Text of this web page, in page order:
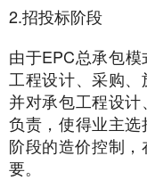
2.招投标阶段
由于EPC总承包
工程设计、采购、
并对承包工程设
负责，使得业主
阶段的造价控制
要。